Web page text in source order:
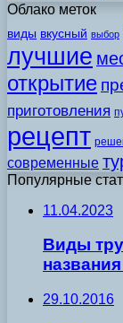
Облако меток
виды вкусный выбор
лучшие
открытие
приготовления
рецепт
современные
Популярные
11.04.2023
Виды
29.10.2016